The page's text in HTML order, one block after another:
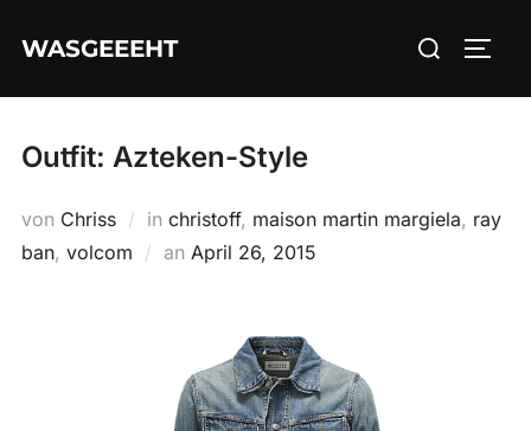
InhaltWASGEEEHT
Suchen
Outfit: Azteken-Style
von Chriss in christoff, maison martin margiela, ray
ban, volcom an Veröffentlicht
April 26, 2015